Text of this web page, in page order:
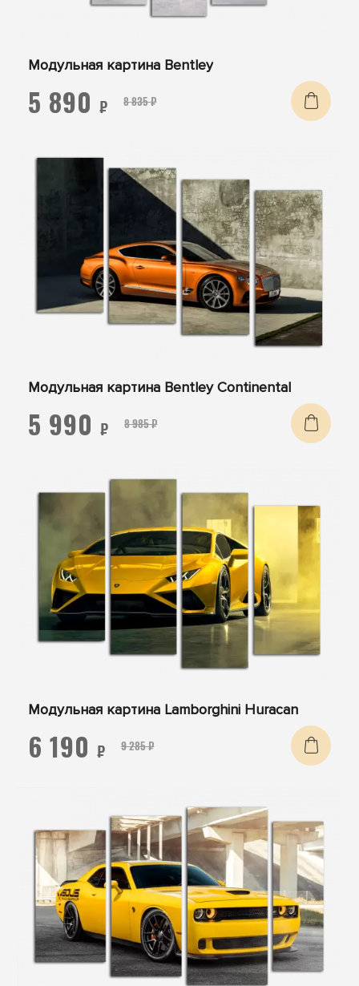
Модульная картина Bentley
8 835 ₽
5 890 ₽
Модульная картина Bentley Continental
8 985 ₽
5 990 ₽
Модульная картина Lamborghini Huracan
9 285 ₽
6 190 ₽